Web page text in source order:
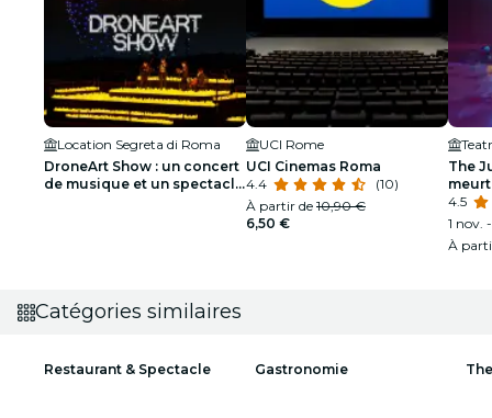
Location Segreta di Roma
DroneArt Show : un concert
de musique et un spectacle
UCI Rome
UCI Cinemas Roma
4.4
(10)
À partir de 10,90 €
6,50 €
The
4.5
1 nov.
À
Catégories similaires
Restaurant & Spectacle Gastronomie